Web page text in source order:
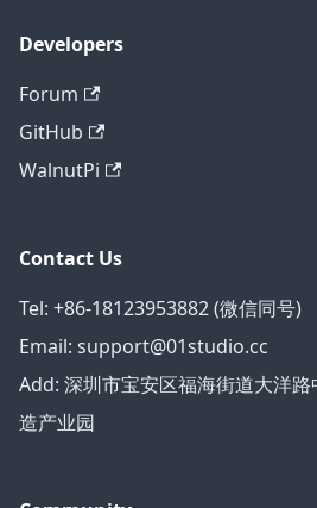
Developers
Forum
GitHub
WalnutPi
Contact Us
Tel: +86-18123953882 (微信同号)
Email: support@01studio.cc
Add: 深圳市宝安区福海街道大洋
造产业园